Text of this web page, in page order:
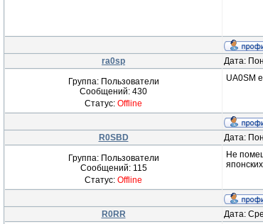
ra0sp Дата:
Группа: Пользователи
Сообщений: 430
Статус: Offline
UA0SM
R0SBD Дата:
Группа: Пользователи
Сообщений: 115
Статус: Offline
Не
R0RR Дата: